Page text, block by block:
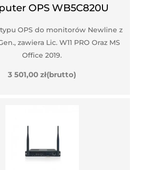
OPS WB5C820U
OPS do monitorów Newline z
zawiera Lic. W11 PRO Oraz MS
Office 2019.
3 501,00zł(brutto)